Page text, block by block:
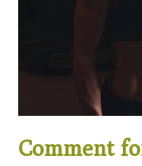
Comment